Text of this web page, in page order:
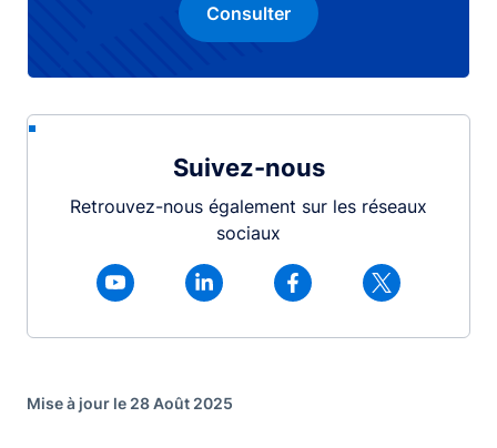
Consulter
Suivez-nous
Retrouvez-nous également sur les réseaux
sociaux
Mise à jour le 28 Août 2025